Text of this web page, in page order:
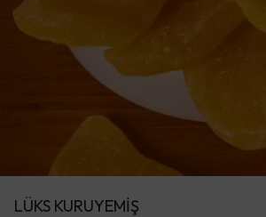
LÜKS KURUYEMİŞ